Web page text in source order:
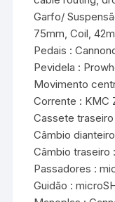
Garfo/
75mm, Coil,
Pedais :
Pevidela :
Movimento
Corrente : KMC
Cassete
Câmbio
Câmbio traseiro
Passadores :
Guidão :